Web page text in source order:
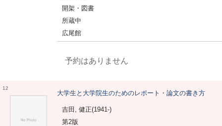
開架・図書
所蔵中
広尾館
予約はありません
12
大学生と大学院生のためのレポート・論文の書き方
吉田, 健正(1941-)
第2版